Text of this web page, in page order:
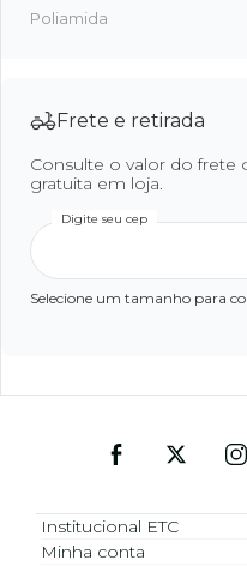
Poliamida
Frete e retirada
Consulte o valor do frete
gratuita em loja.
Digite seu cep
Selecione um tamanho para
Institucional ETC
Minha conta